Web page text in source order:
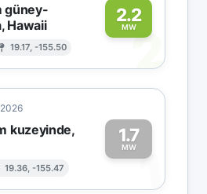
güney-
Hawaii
19.17, -155.50
2.2
MW2
kuzeyinde,
19.36, -155.47
1.7
MW1